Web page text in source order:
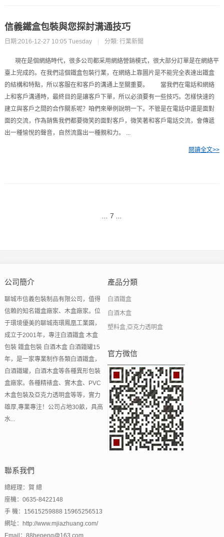
信義鐵盒包裝與您探討溝通技巧
日期:2016-12-27 10:05 Tuesday | 分類: 行業新聞
現在是個網絡時代，很多公司都采用網絡營銷模式，很大部分訂單是在網絡平
臺上完成的。在我們這個鐵盒包裝行業，在網絡上靠圖片是不能完全表達出鐵盒
的結構和特點，所以客服在和客戶的溝通上至關重要。 當我們在電話和網絡
上和客戶溝通時，最終目的是讓客戶下單，所以必須要有一些技巧。怎樣快速的
建立與客戶之間的合作關系呢？咱們來舉例說明一下。不管是在電話中還是面對
面的交流，作為銷售我們都要微笑的面對客戶，微笑著和客戶電話交流，會傳遞
出一種愉悅的聲音，自然流露出一種親和力。 ...
閱讀全文>>
7
公司簡介
聊城市信義包裝制品有限公司，值得
信賴的知名鐵盒廠家、木盒廠家。位
于環境優美的聊城南環鳳凰工業園，
成立于2001年，專注白酒鐵盒 木盒
包裝 鐵盒包裝 白酒木盒 白酒鐵罐15
年，是一家專業制作各類白酒鐵盒，
白酒鐵罐，白酒木盒等各種異形包裝
盒廠家。各種精裱盒、實木盒、PVC
木盒包裝及亞克力透明盒等等，實力
雄厚,專業專注！公司占地30畝，具高
水...
產品分類
白酒鐵盒
白酒木盒
塑料盒,亞克力透明盒
官方微信
聯系我們
總經理：賀 總
座機：0635-8422148
手 機：15615259888 15965256513
網址：http://www.mjiazhuang.com/
Email：88hepeng@163.com